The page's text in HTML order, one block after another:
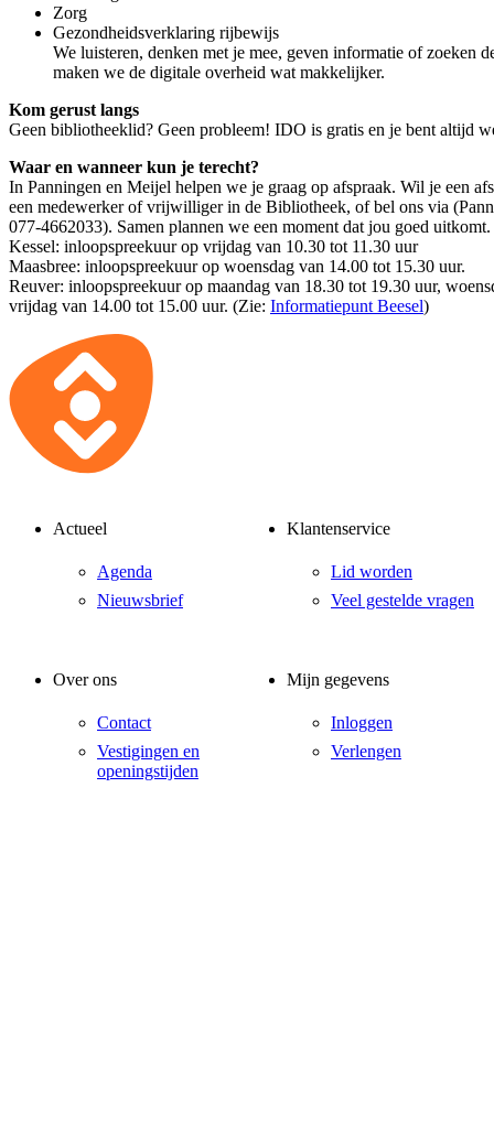
Zorg
Gezondheidsverklaring rijbewijs
We luisteren, denken met je mee, geven informatie of zoeken
maken we de digitale overheid wat makkelijker.
Kom gerust langs
Geen bibliotheeklid? Geen probleem! IDO is gratis en je bent altijd
Waar en wanneer kun je terecht?
In Panningen en Meijel helpen we je graag op afspraak. Wil je een
een medewerker of vrijwilliger in de Bibliotheek, of bel ons via
077-4662033). Samen plannen we een moment dat jou goed uitkomt.
Kessel: inloopspreekuur op vrijdag van 10.30 tot 11.30 uur
Maasbree: inloopspreekuur op woensdag van 14.00 tot 15.30 uur.
Reuver: inloopspreekuur op maandag van 18.30 tot 19.30 uur,
vrijdag van 14.00 tot 15.00 uur. (Zie: Informatiepunt Beesel)
Actueel
Agenda
Nieuwsbrief
Klantenservice
Lid worden
Veel gestelde vragen
Over ons
Contact
Vestigingen en
openingstijden
Mijn gegevens
Inloggen
Verlengen